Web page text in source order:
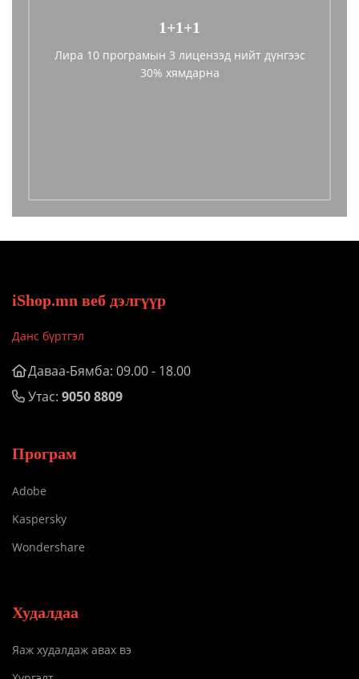
1+1+1
Лира 10 програмын 3 лицензэд нийт дүнгээс
30% хямдарна
iShop.mn веб дэлгүүр
Данс бүртгэл
Даваа-Бямба: 09.00 - 18.00
Утас: 9050 8809
Програм
Adobe
Kaspersky
Wondershare
Худалдаа
Яаж худалдаж авах вэ